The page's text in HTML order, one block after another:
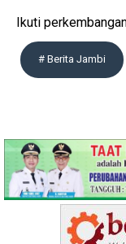
Ikuti
# Berita Jambi